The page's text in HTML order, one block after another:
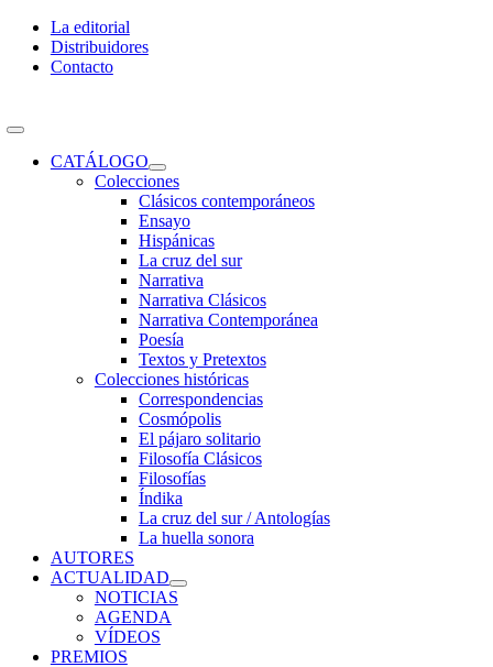
Skip
content
La editorial
Distribuidores
Contacto
Toggle
NavigationCATÁLOGO
Colecciones
Clásicos contemporáneos
Ensayo
Hispánicas
La cruz del sur
Narrativa
Narrativa Clásicos
Narrativa Contemporánea
Poesía
Textos y Pretextos
Colecciones históricas
Correspondencias
Cosmópolis
El pájaro solitario
Filosofía Clásicos
Filosofías
Índika
La cruz del sur / Antologías
La huella sonora
AUTORES
ACTUALIDAD
NOTICIAS
AGENDA
VÍDEOS
PREMIOS